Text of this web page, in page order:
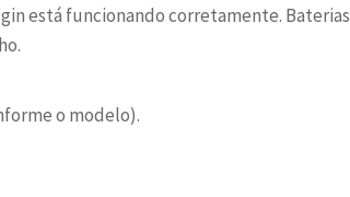
está funcionando corretamente. Baterias
o modelo).